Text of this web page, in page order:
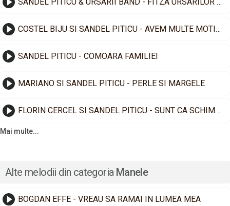
COSTEL BIJU SI SANDEL PITICU - AVEM MULTE MOTIVE SA ZAMBIM
SANDEL PITICU - COMOARA FAMILIEI
MARIANO SI SANDEL PITICU - PERLE SI MARGELE
FLORIN CERCEL SI SANDEL PITICU - SUNT CA SCHIMBUL VALUTAR
Mai multe...
Alte melodii din categoria Manele
BOGDAN EFFE - VREAU SA RAMAI IN LUMEA MEA